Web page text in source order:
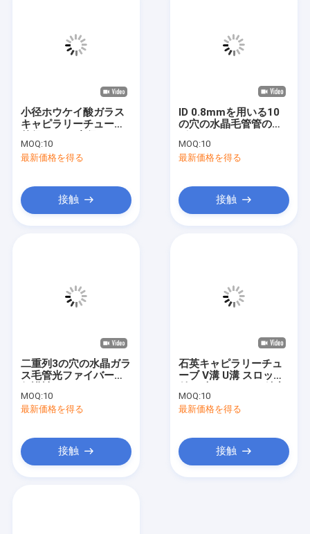
ビデオ
工場 ツアー
品質管理
連絡 ください
引金 を 求め て ください
光学石英ガラス
石英ガラスの機械加工
水晶ガラス管
クォーツキャピラリーチューブ
小径ホウケイ酸ガラス
キャピラリーチューブ
MOQ:10
最新価格を得る
接触
ID 0.8mmを用いる10
の穴の水晶毛管管の円
MOQ:10
最新価格を得る
接触
二重列3の穴の水晶ガラ
ス毛管光ファイバーの
MOQ:10
最新価格を得る
接触
石英キャピラリーチュ
ーブ V溝 U溝 スロット
用
MOQ:10
最新価格を得る
接触